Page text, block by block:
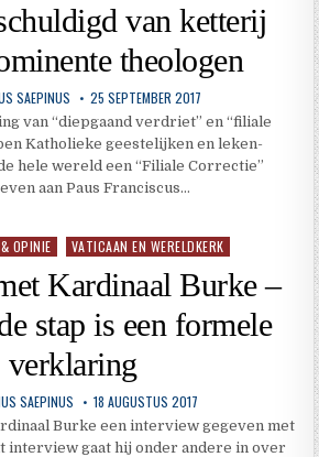
van ketterij
theologen
SAEPINUS 25 SEPTEMBER 2017
van “diepgaand verdriet” en “filiale
Katholieke geestelijken en leken-
hele wereld een “Filiale Correctie”
aan Paus Franciscus…
OPINIE VATICAAN EN WERELDKERK
Kardinaal Burke –
stap is een formele
verklaring
SAEPINUS 18 AUGUSTUS 2017
Burke een interview gegeven met
interview gaat hij onder andere in over